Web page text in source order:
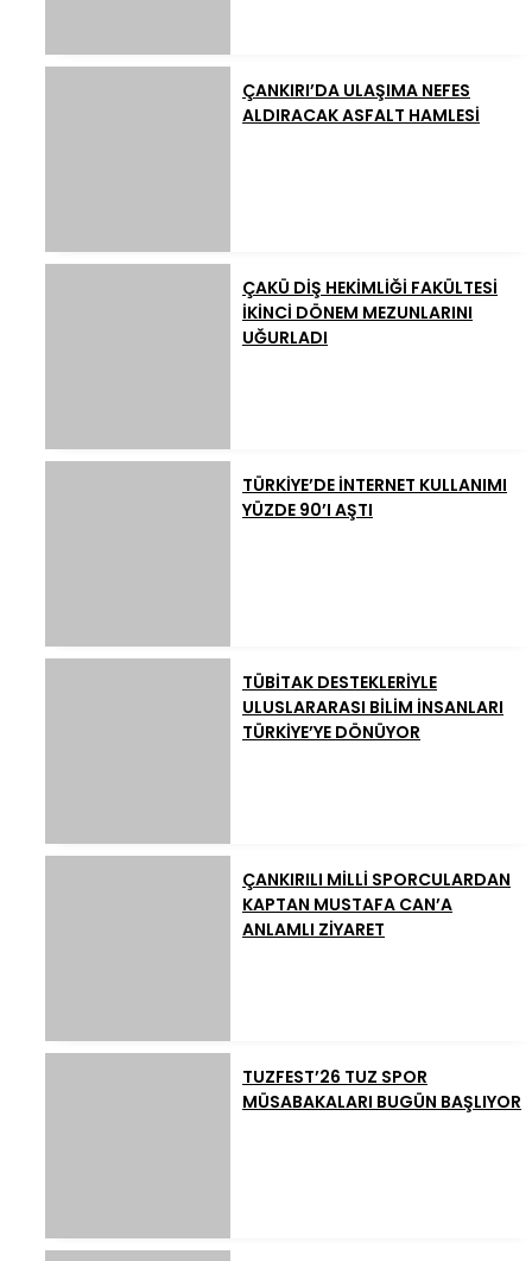
ÇANKIRI’DA ULAŞIMA NEFES
ALDIRACAK ASFALT HAMLESİ
ÇAKÜ DİŞ HEKİMLİĞİ FAKÜLTESİ
İKİNCİ DÖNEM MEZUNLARINI
UĞURLADI
TÜRKİYE’DE İNTERNET KULLANIMI
YÜZDE 90’I AŞTI
TÜBİTAK DESTEKLERİYLE
ULUSLARARASI BİLİM İNSANLARI
TÜRKİYE’YE DÖNÜYOR
ÇANKIRILI MİLLİ SPORCULARDAN
KAPTAN MUSTAFA CAN’A
ANLAMLI ZİYARET
TUZFEST’26 TUZ SPOR
MÜSABAKALARI BUGÜN BAŞLIYOR